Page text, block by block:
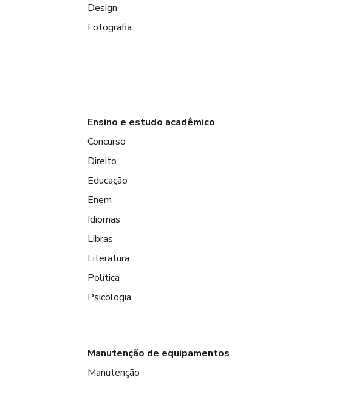
Design
Fotografia
Ensino e estudo acadêmico
Concurso
Direito
Educação
Enem
Idiomas
Libras
Literatura
Política
Psicologia
Manutenção de equipamentos
Manutenção